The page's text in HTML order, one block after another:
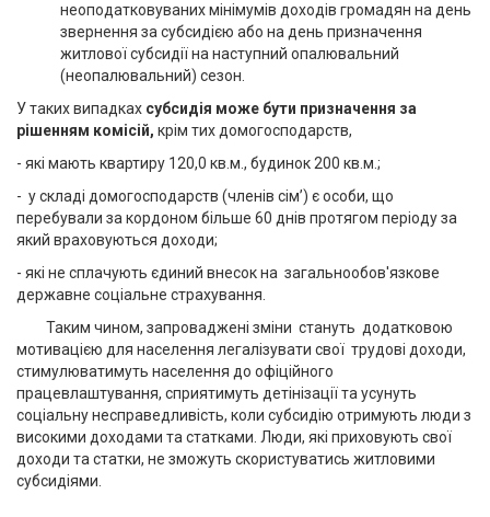
неоподатковуваних мінімумів доходів громадян на день
звернення за субсидією або на день призначення
житлової субсидії на наступний опалювальний
(неопалювальний) сезон.
У таких випадках субсидія може бути призначення за
рішенням комісій, крім тих домогосподарств,
- які мають квартиру 120,0 кв.м., будинок 200 кв.м.;
- у складі домогосподарств (членів сім’) є особи, що
перебували за кордоном більше 60 днів протягом періоду за
який враховуються доходи;
- які не сплачують єдиний внесок на загальнообов'язкове
державне соціальне страхування.
Таким чином, запроваджені зміни стануть додатковою
мотивацією для населення легалізувати свої трудові доходи,
стимулюватимуть населення до офіційного
працевлаштування, сприятимуть детінізації та усунуть
соціальну несправедливість, коли субсидію отримують люди з
високими доходами та статками. Люди, які приховують свої
доходи та статки, не зможуть скористуватись житловими
субсидіями.